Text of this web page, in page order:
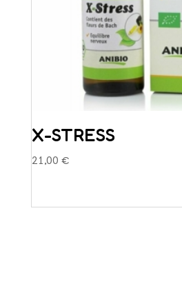
X-STRESS
21,00 €